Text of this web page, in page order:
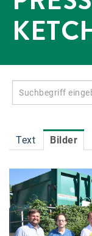
Accessiway
Accor
ALC
Anadi Bank
Text Bilder